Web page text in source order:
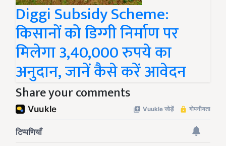
Diggi Subsidy Scheme:
किसानों को डिग्गी निर्माण पर
मिलेगा 3,40,000 रुपये का
अनुदान, जानें कैसे करें आवेदन
Share your comments